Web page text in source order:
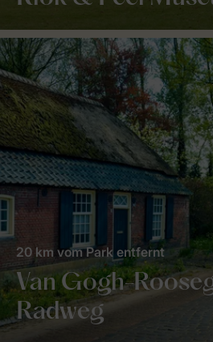
Van Gogh-
Radweg
20 km vom Park entfernt